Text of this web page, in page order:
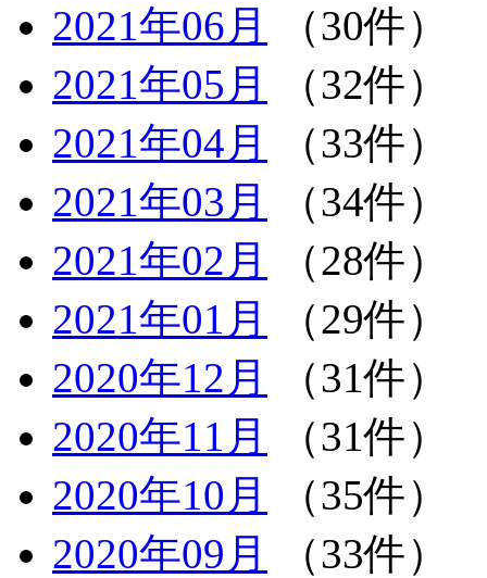
2021年06月
（30件）
2021年05月
（32件）
2021年04月
（33件）
2021年03月
（34件）
2021年02月
（28件）
2021年01月
（29件）
2020年12月
（31件）
2020年11月
（31件）
2020年10月
（35件）
2020年09月
（33件）